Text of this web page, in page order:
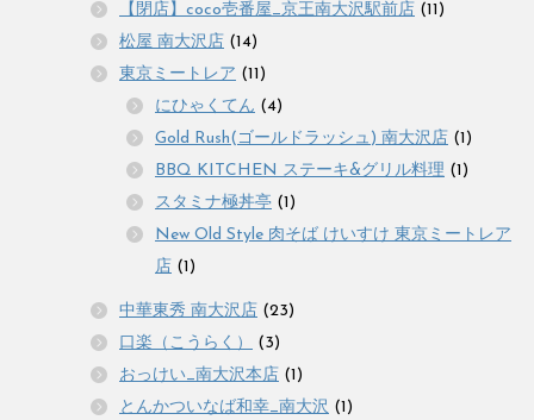
【閉店】coco壱番屋_京王南大沢駅前店 (11)
松屋 南大沢店 (14)
東京ミートレア (11)
にひゃくてん (4)
Gold Rush(ゴールドラッシュ) 南大沢店 (1)
BBQ KITCHEN ステーキ&グリル料理 (1)
スタミナ極丼亭 (1)
New Old Style 肉そば けいすけ 東京ミートレア
店 (1)
中華東秀 南大沢店 (23)
口楽（こうらく）
(3)
おっけい_南大沢本店 (1)
とんかついなば和幸_南大沢 (1)